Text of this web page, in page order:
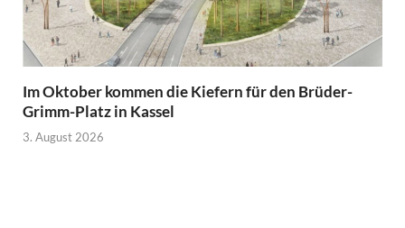
Im Oktober kommen die Kiefern für den Brüder-
Grimm-Platz in Kassel
3. August 2026